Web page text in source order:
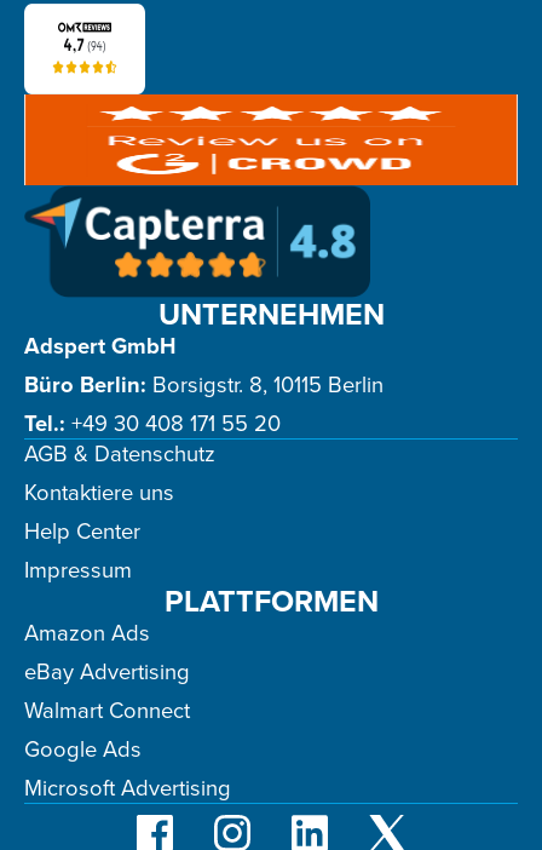
UNTERNEHMEN
Adspert GmbH
Büro Berlin: Borsigstr. 8, 10115 Berlin
Tel.: +49 30 408 171 55 20
AGB & Datenschutz
Kontaktiere uns
Help Center
Impressum
PLATTFORMEN
Amazon Ads
eBay Advertising
Walmart Connect
Google Ads
Microsoft Advertising